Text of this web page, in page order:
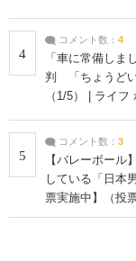
4
コメント数： 4
「車に常備しま
判 「ちょうどい
（1/5） | ライ
5
コメント数： 3
【バレーボール
している「日本
票実施中】（投